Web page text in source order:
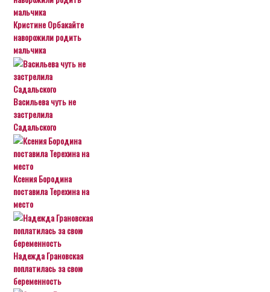
Кристине Орбакайте
наворожили родить
мальчика
Васильева чуть не
застрелила
Садальского
Ксения Бородина
поставила Терехина на
место
Надежда Грановская
поплатилась за свою
беременность